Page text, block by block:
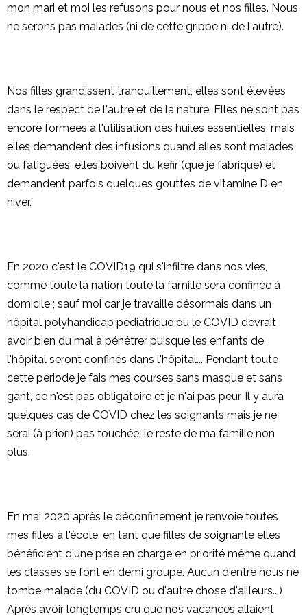
mon mari et moi les refusons pour nous et nos filles. Nous
ne serons pas malades (ni de cette grippe ni de l'autre).
Nos filles grandissent tranquillement, elles sont élevées
dans le respect de l'autre et de la nature. Elles ne sont pas
encore formées à l'utilisation des huiles essentielles, mais
elles demandent des infusions quand elles sont malades
ou fatiguées, elles boivent du kefir (que je fabrique) et
demandent parfois quelques gouttes de vitamine D en
hiver.
En 2020 c'est le COVID19 qui s'infiltre dans nos vies,
comme toute la nation toute la famille sera confinée à
domicile ; sauf moi car je travaille désormais dans un
hôpital polyhandicap pédiatrique où le COVID devrait
avoir bien du mal à pénétrer puisque les enfants de
l'hôpital seront confinés dans l'hôpital... Pendant toute
cette période je fais mes courses sans masque et sans
gant, ce n'est pas obligatoire et je n'ai pas peur. Il y aura
quelques cas de COVID chez les soignants mais je ne
serai (à priori) pas touchée, le reste de ma famille non
plus.
En mai 2020 après le déconfinement je renvoie toutes
mes filles à l'école, en tant que filles de soignante elles
bénéficient d'une prise en charge en priorité même quand
les classes se font en demi groupe. Aucun d'entre nous ne
tombe malade (du COVID ou d'autre chose d'ailleurs...)
Après avoir longtemps cru que nos vacances allaient